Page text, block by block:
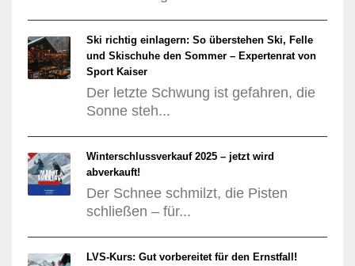
Ski richtig einlagern: So überstehen Ski, Felle
und Skischuhe den Sommer – Expertenrat von
Sport Kaiser
Der letzte Schwung ist gefahren, die
Sonne steh...
Winterschlussverkauf 2025 – jetzt wird
abverkauft!
Der Schnee schmilzt, die Pisten
schließen – für...
LVS-Kurs: Gut vorbereitet für den Ernstfall!